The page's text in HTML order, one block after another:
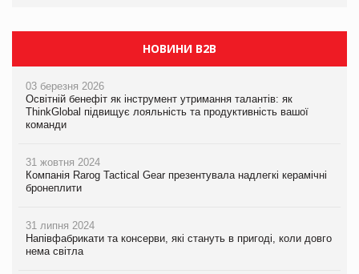
НОВИНИ B2B
03 березня 2026
Освітній бенефіт як інструмент утримання талантів: як
ThinkGlobal підвищує лояльність та продуктивність вашої
команди
31 жовтня 2024
Компанія Rarog Tactical Gear презентувала надлегкі керамічні
бронеплити
31 липня 2024
Напівфабрикати та консерви, які стануть в пригоді, коли довго
нема світла